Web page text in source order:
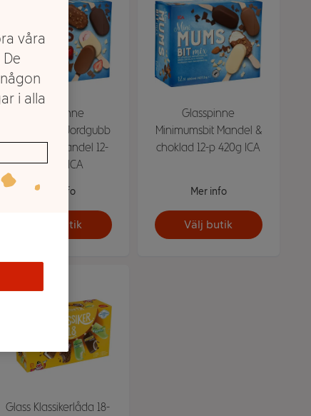
Glasspinne
Minimumsbit Jordgubb
choklad & mandel 12-
p 420g ICA
Mer info
Välj butik
Glasspinne
Minimumsbit Mandel &
choklad 12-p 420g ICA
Mer info
Välj butik
Glass Klassikerlåda 18-
våra
i alla